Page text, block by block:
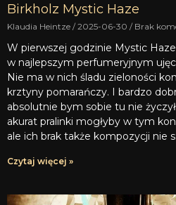
Birkholz Mystic Haze
Klaudia Heintze 2025-06-30 Brak
W pierwszej godzinie Mystic
w najlepszym perfumeryjnym
Nie ma w nich śladu zieloności
krztyny pomarańczy. I bardzo
absolutnie bym sobie tu nie
akurat pralinki mogłyby w tym
ale ich brak także kompozycji nie
Czytaj więcej »